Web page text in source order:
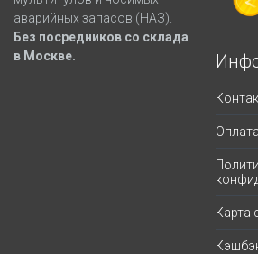
аварийных запасов (НАЗ).
Без посредников со склада
в Москве.
Карта